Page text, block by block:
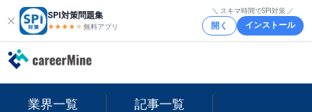
SPI対策問題集
★★★★ ★★
無料アプリ
＼ スキマ時間でSPI対策 ／
開く インストール
業界一覧
記事一覧